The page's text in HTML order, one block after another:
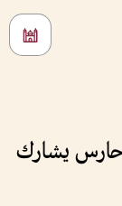
يشارك